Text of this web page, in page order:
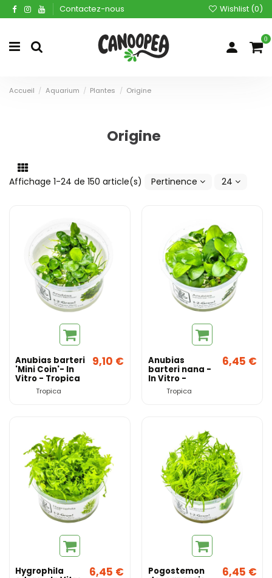
Contactez-nous Wishlist (0)
0
Accueil Aquarium Plantes Origine
Origine
Affichage 1-24 de 150 article(s) Pertinence 24
Anubias barteri
'Mini Coin'- In
Vitro - Tropica
Tropica
9,10 € Anubias
barteri nana -
In Vitro -
Tropica
Tropica
6,45 €
Hygrophila 6,45 € Pogostemon 6,45 €